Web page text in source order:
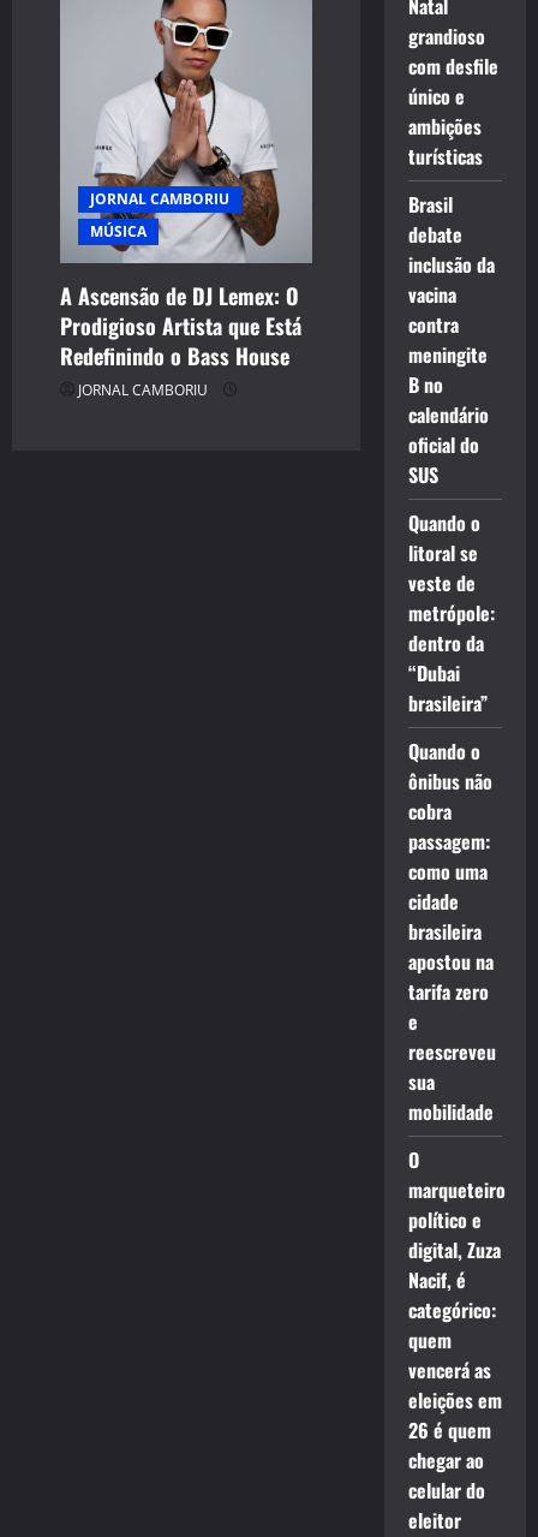
JORNAL CAMBORIU
MÚSICA
A Ascensão de DJ Lemex: O
Prodigioso Artista que Está
Redefinindo o Bass House
JORNAL CAMBORIU
Natal
grandioso
com desfile
único e
ambições
turísticas
Brasil
debate
inclusão da
vacina
contra
meningite
B no
calendário
oficial do
SUS
Quando o
litoral se
veste de
metrópole:
dentro da
“Dubai
brasileira”
Quando o
ônibus não
cobra
passagem:
como uma
cidade
brasileira
apostou na
tarifa zero
e
reescreveu
sua
mobilidade
O
marqueteiro
político e
digital, Zuza
Nacif, é
categórico:
quem
vencerá as
eleições em
26 é quem
chegar ao
celular do
eleitor